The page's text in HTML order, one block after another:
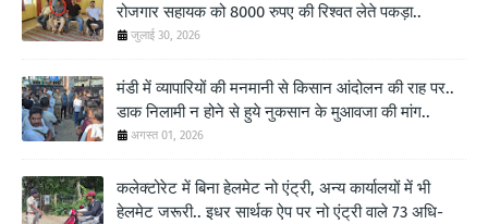
रोजगार सहायक को 8000 रुपए की रिश्वत लेते पकड़ा..
जुलाई 30, 2026
मंडी में व्यापारियों की मनमानी से किसान आंदोलन की राह पर..
डाक निलामी न होने से हुये नुकसान के मुआवजा की मांग..
अगस्त 01, 2026
कलेक्टोरेट में बिना हेलमेट नो एंट्री, अन्य कार्यालयों में भी
हेलमेट जरूरी.. इधर सार्थक ऐप पर नो एंट्री वाले 73 अधि-